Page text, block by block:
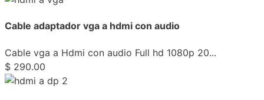
Cable adaptador vga a hdmi con audio
Cable vga a Hdmi con audio Full hd 1080p 20...
$ 290.00